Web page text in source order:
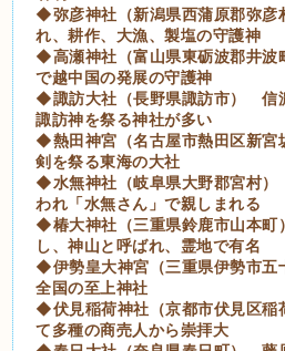
◆弥彦神社（新潟県西蒲原郡弥
れ、耕作、大漁、製塩の守護神
◆高瀬神社（富山県東砺波郡井
で越中国の発展の守護神
◆諏訪大社（長野県諏訪市） 信
諏訪神を祭る神社が多い
◆熱田神宮（名古屋市熱田区新
剣を祭る東海の大社
◆水無神社（岐阜県大野郡宮村
われ「水無さん」で親しまれる
◆椿大神社（三重県鈴鹿市山本
し、神山と呼ばれ、霊地で有名
◆伊勢皇大神宮（三重県伊勢市
全国の至上神社
◆伏見稲荷神社（京都市伏見区
て多種の商売人から崇拝大